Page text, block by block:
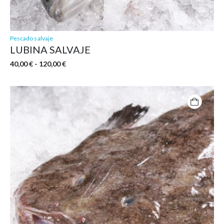
Pescado salvaje
LUBINA SALVAJE
40,00€ - 120,00€Rango
desde